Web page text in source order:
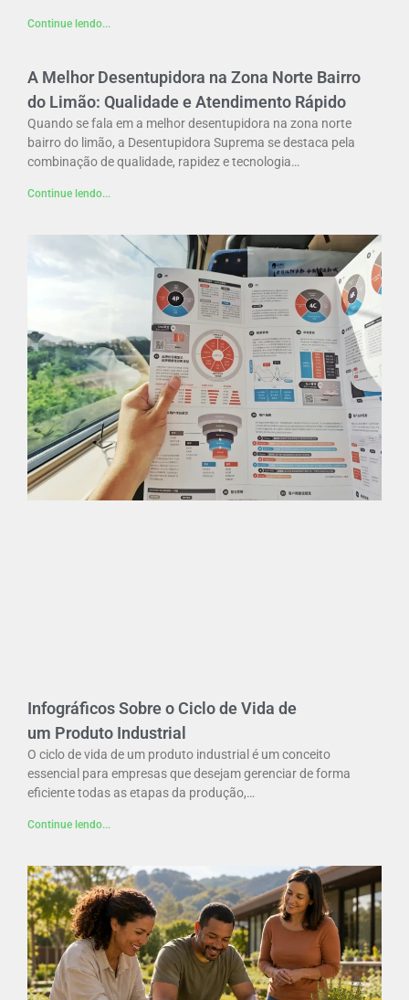
Continue lendo...
A Melhor Desentupidora na Zona Norte Bairro
do Limão: Qualidade e Atendimento Rápido
Quando se fala em a melhor desentupidora na zona norte
bairro do limão, a Desentupidora Suprema se destaca pela
combinação de qualidade, rapidez e tecnologia…
Continue lendo...
Infográficos Sobre o Ciclo de Vida de
um Produto Industrial
O ciclo de vida de um produto industrial é um conceito
essencial para empresas que desejam gerenciar de forma
eficiente todas as etapas da produção,…
Continue lendo...